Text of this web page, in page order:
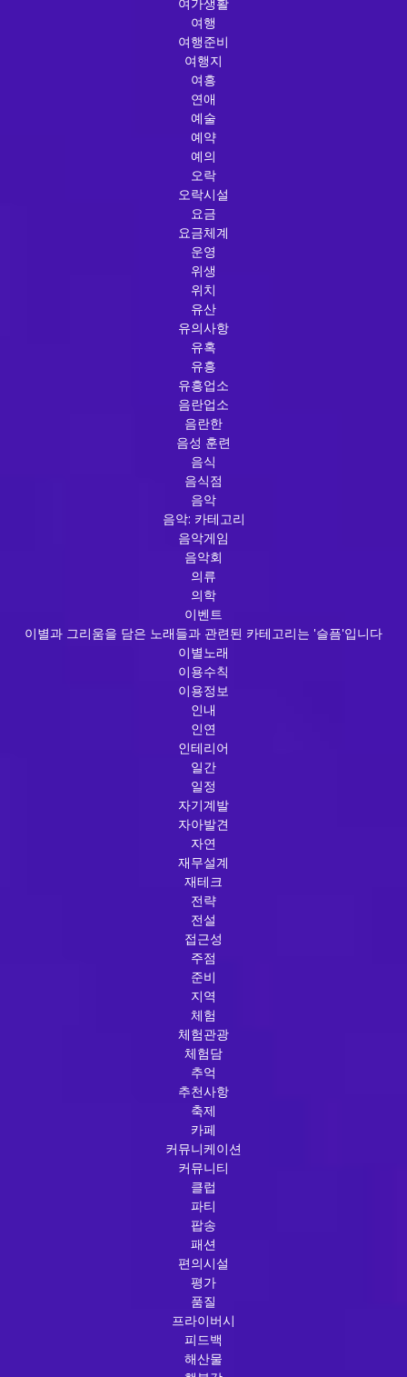
여행
여행준비
여행지
여흥
연애
예술
예약
예의
오락
오락시설
요금
요금체계
운영
위생
위치
유산
유의사항
유혹
유흥
유흥업소
음란업소
음란한
음성 훈련
음식
음식점
음악
음악: 카테고리
음악게임
음악회
의류
의학
이벤트
이별과 그리움을 담은 노래들과 관련된 카테고리는 '슬픔'입니다
이별노래
이용수칙
이용정보
인내
인연
인테리어
일간
일정
자기계발
자아발견
자연
재무설계
재테크
전략
전설
접근성
주점
준비
지역
체험
체험관광
체험담
추억
추천사항
축제
카페
커뮤니케이션
커뮤니티
클럽
파티
팝송
패션
편의시설
평가
품질
프라이버시
피드백
해산물